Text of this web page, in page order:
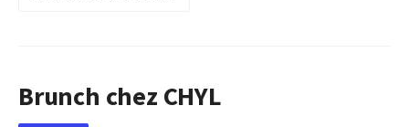
Brunch chez CHYL